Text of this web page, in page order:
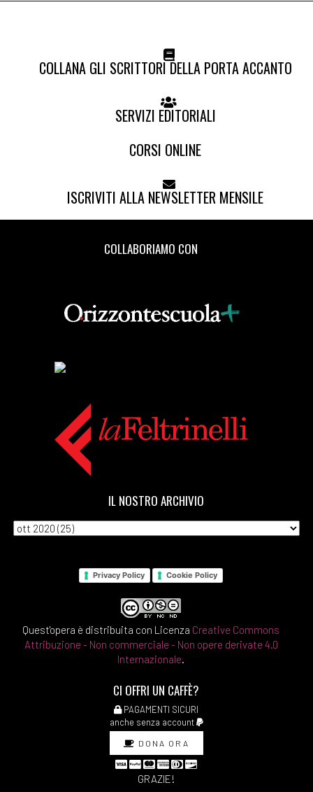
COLLANA GLI SCRITTORI DELLA PORTA ACCANTO
SERVIZI EDITORIALI
CORSI ONLINE
ISCRIVITI ALLA NEWSLETTER MENSILE
COLLABORIAMO CON
IL NOSTRO ARCHIVIO
Privacy Policy Cookie Policy
Quest'opera è distribuita con Licenza Creative Commons
Attribuzione - Non commerciale - Non opere derivate 4.0
Internazionale.
CI OFFRI UN CAFFÈ?
PAGAMENTI SICURI
anche senza account
DONA ORA
GRAZIE!